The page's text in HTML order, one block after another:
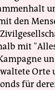
den
mit
Orte
für